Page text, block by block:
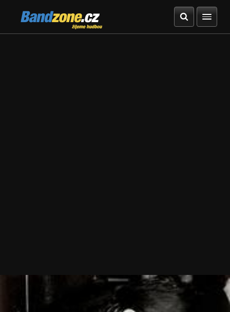
Bandzone.cz
žijeme hudbou